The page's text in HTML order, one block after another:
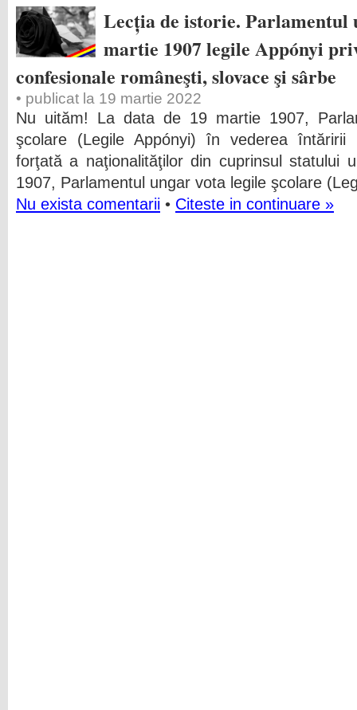
Lecția de istorie. Parlamentul
martie 1907 legile Appónyi
confesionale româneşti, slovace şi sârbe
• publicat la 19 martie 2022
Nu uităm! La data de 19 martie 1907,
şcolare (Legile Appónyi) în vederea întăririi
forţată a naţionalităţilor din cuprinsul statului
1907, Parlamentul ungar vota legile şcolare
Nu exista comentarii • Citeste in continuare »